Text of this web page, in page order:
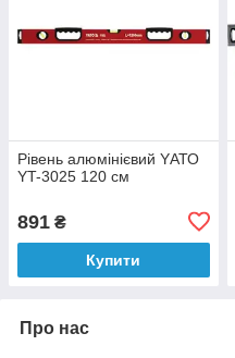
Рівень алюмінієвий YАТО
YT-3025 120 см
891 ₴
Купити
Про нас